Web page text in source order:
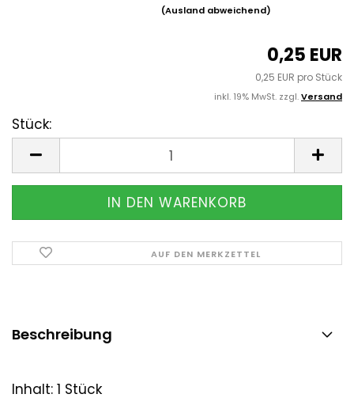
(Ausland abweichend)
0,25 EUR
0,25 EUR pro Stück
inkl. 19% MwSt. zzgl.Versand
Stück:
AUF DEN MERKZETTEL
Beschreibung
Inhalt: 1 Stück